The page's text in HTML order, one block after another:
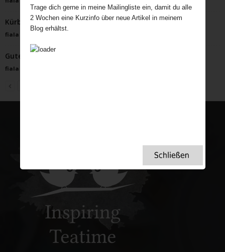
Kürbis-Käsetorte
fiala Oktober 2, 2022
Guter Wein aus England?
fiala
Trage dich gerne in meine Mailingliste ein, damit du alle
2 Wochen eine Kurzinfo über neue Artikel in meinem
Blog erhältst.